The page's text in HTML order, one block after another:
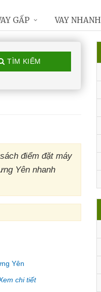
TÌM KIẾM
điểm đặt máy
Yên nhanh
Yên
chi tiết
GẤP VAY NHANH